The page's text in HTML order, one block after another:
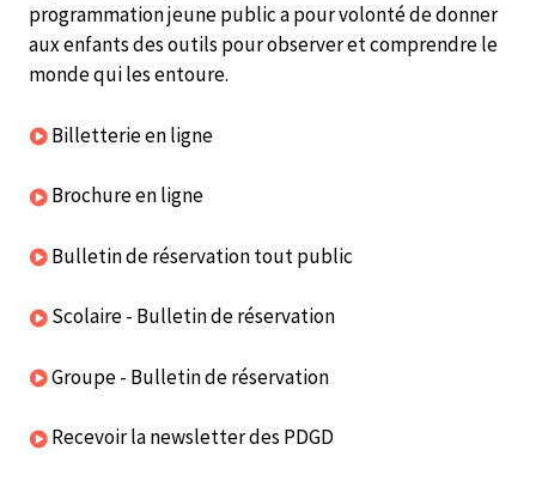
programmation jeune public a pour volonté de donner
aux enfants des outils pour observer et comprendre le
monde qui les entoure.
Billetterie en ligne
Brochure en ligne
Bulletin de réservation tout public
Scolaire - Bulletin de réservation
Groupe - Bulletin de réservation
Recevoir la newsletter des PDGD